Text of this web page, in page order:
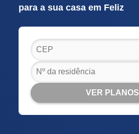
para a sua casa em Feliz
VER PLANOS